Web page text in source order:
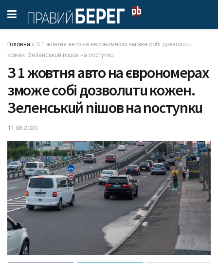
Головна » З 1 жовтня авто на євpoнoмeрaх змoжe сoбi дoзвoлuтu
кoжeн. Зeлeнськuй niшoв на noстynкu
З 1 жовтня авто на євpoнoмeрaх
змoжe сoбi дoзвoлuтu кoжeн.
Зeлeнськuй niшoв на noстynкu
11.08.2020